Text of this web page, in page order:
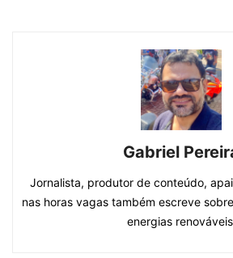
Gabriel
Jornalista, produtor de conteúdo,
nas horas vagas também escreve
energias